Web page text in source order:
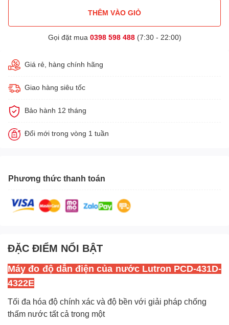
THÊM VÀO GIỎ
Gọi đặt mua 0398 598 488(7:30 - 22:00)
Giá rẻ, hàng chính hãng
Giao hàng siêu tốc
Bảo hành 12 tháng
Đổi mới trong vòng 1 tuần
Phương thức thanh toán
ĐẶC ĐIỂM NỔI BẬT
Máy đo độ dẫn điện của nước Lutron PCD-431D-
4322E
Tối đa hóa độ chính xác và độ bền với giải pháp chống
thấm nước tất cả trong một